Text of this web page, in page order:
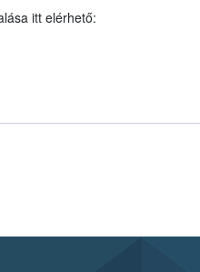
itt elérhető: